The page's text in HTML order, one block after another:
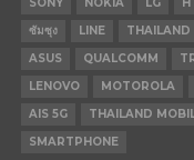
ซัมซุง
LINE THAILAND
ASUS
QUALCOMM
LENOVO
MOTOROLA
AIS 5G
THAILAND
SMARTPHONE